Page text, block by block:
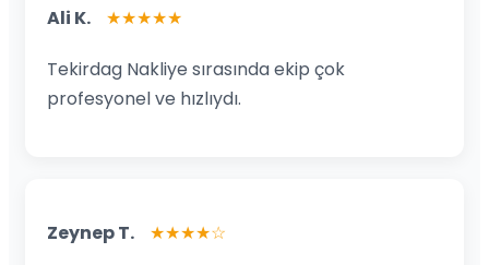
Ali K. ★★★★★
Tekirdag Nakliye sırasında ekip çok
profesyonel ve hızlıydı.
Zeynep T. ★★★★☆